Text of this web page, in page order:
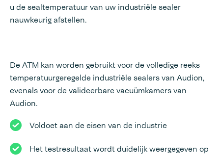
u de sealtemperatuur van uw industriële sealer
nauwkeurig afstellen.
De ATM kan worden gebruikt voor de volledige reeks
temperatuurgeregelde industriële sealers van Audion,
evenals voor de valideerbare vacuümkamers van
Audion.
Voldoet aan de eisen van de industrie
Het testresultaat wordt duidelijk weergegeven op